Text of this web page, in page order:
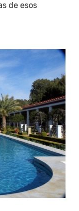
de esos